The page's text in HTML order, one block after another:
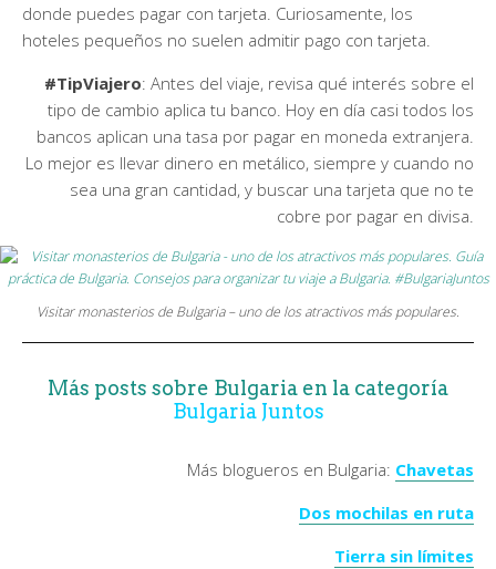
donde puedes pagar con tarjeta. Curiosamente, los
hoteles pequeños no suelen admitir pago con tarjeta.
#TipViajero: Antes del viaje, revisa qué interés sobre el
tipo de cambio aplica tu banco. Hoy en día casi todos los
bancos aplican una tasa por pagar en moneda extranjera.
Lo mejor es llevar dinero en metálico, siempre y cuando no
sea una gran cantidad, y buscar una tarjeta que no te
cobre por pagar en divisa.
Visitar monasterios de Bulgaria – uno de los atractivos más populares.
Más posts sobre Bulgaria en la categoría
Bulgaria Juntos
Más blogueros en Bulgaria: Chavetas
Dos mochilas en ruta
Tierra sin límites